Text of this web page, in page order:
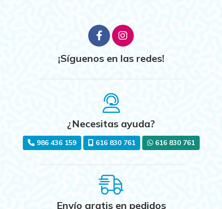
¡Síguenos en las redes!
¿Necesitas ayuda?
986 436 159 616 830 761 616 830 761
Envío gratis en pedidos